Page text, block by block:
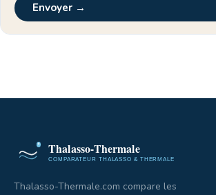
Envoyer →
Thalasso-Thermale.com compare les